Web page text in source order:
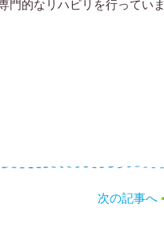
門的なリハビリを行っていま
次の記事へ